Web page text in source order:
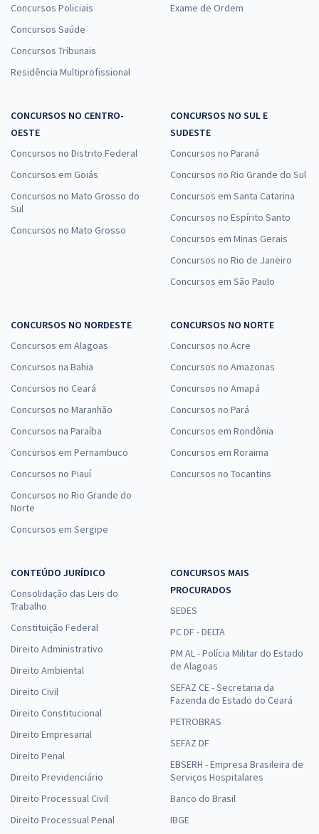
Concursos Policiais
Concursos Saúde
Concursos Tribunais
Residência Multiprofissional
Exame de Ordem
CONCURSOS NO CENTRO-
OESTE
Concursos no Distrito Federal
Concursos em Goiás
Concursos no Mato Grosso do
Sul
Concursos no Mato Grosso
CONCURSOS NO SUL E
SUDESTE
Concursos no Paraná
Concursos no Rio Grande do Sul
Concursos em Santa Catarina
Concursos no Espírito Santo
Concursos em Minas Gerais
Concursos no Rio de Janeiro
Concursos em São Paulo
CONCURSOS NO NORDESTE
Concursos em Alagoas
Concursos na Bahia
Concursos no Ceará
Concursos no Maranhão
Concursos na Paraíba
Concursos em Pernambuco
Concursos no Piauí
Concursos no Rio Grande do
Norte
Concursos em Sergipe
CONCURSOS NO NORTE
Concursos no Acre
Concursos no Amazonas
Concursos no Amapá
Concursos no Pará
Concursos em Rondônia
Concursos em Roraima
Concursos no Tocantins
CONTEÚDO JURÍDICO
Consolidação das Leis do
Trabalho
Constituição Federal
Direito Administrativo
Direito Ambiental
Direito Civil
Direito Constitucional
Direito Empresarial
Direito Penal
Direito Previdenciário
Direito Processual Civil
Direito Processual Penal
CONCURSOS MAIS
PROCURADOS
SEDES
PC DF - DELTA
PM AL - Polícia Militar do Estado
de Alagoas
SEFAZ CE - Secretaria da
Fazenda do Estado do Ceará
PETROBRAS
SEFAZ DF
EBSERH - Empresa Brasileira de
Serviços Hospitalares
Banco do Brasil
IBGE